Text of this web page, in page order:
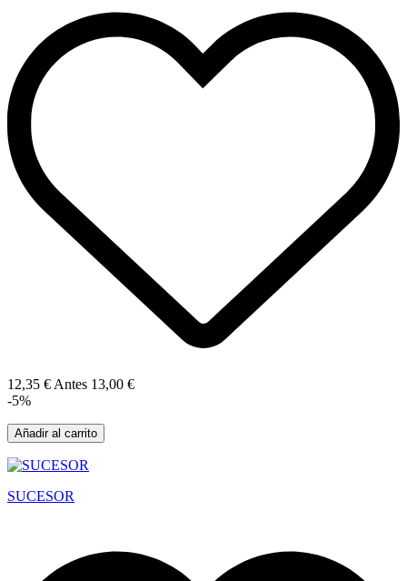
12,35 €Antes 13,00 €
-5%
Añadir al carrito
SUCESOR